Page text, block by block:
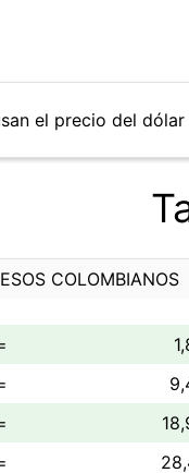
el precio del
COLOMBIANOS